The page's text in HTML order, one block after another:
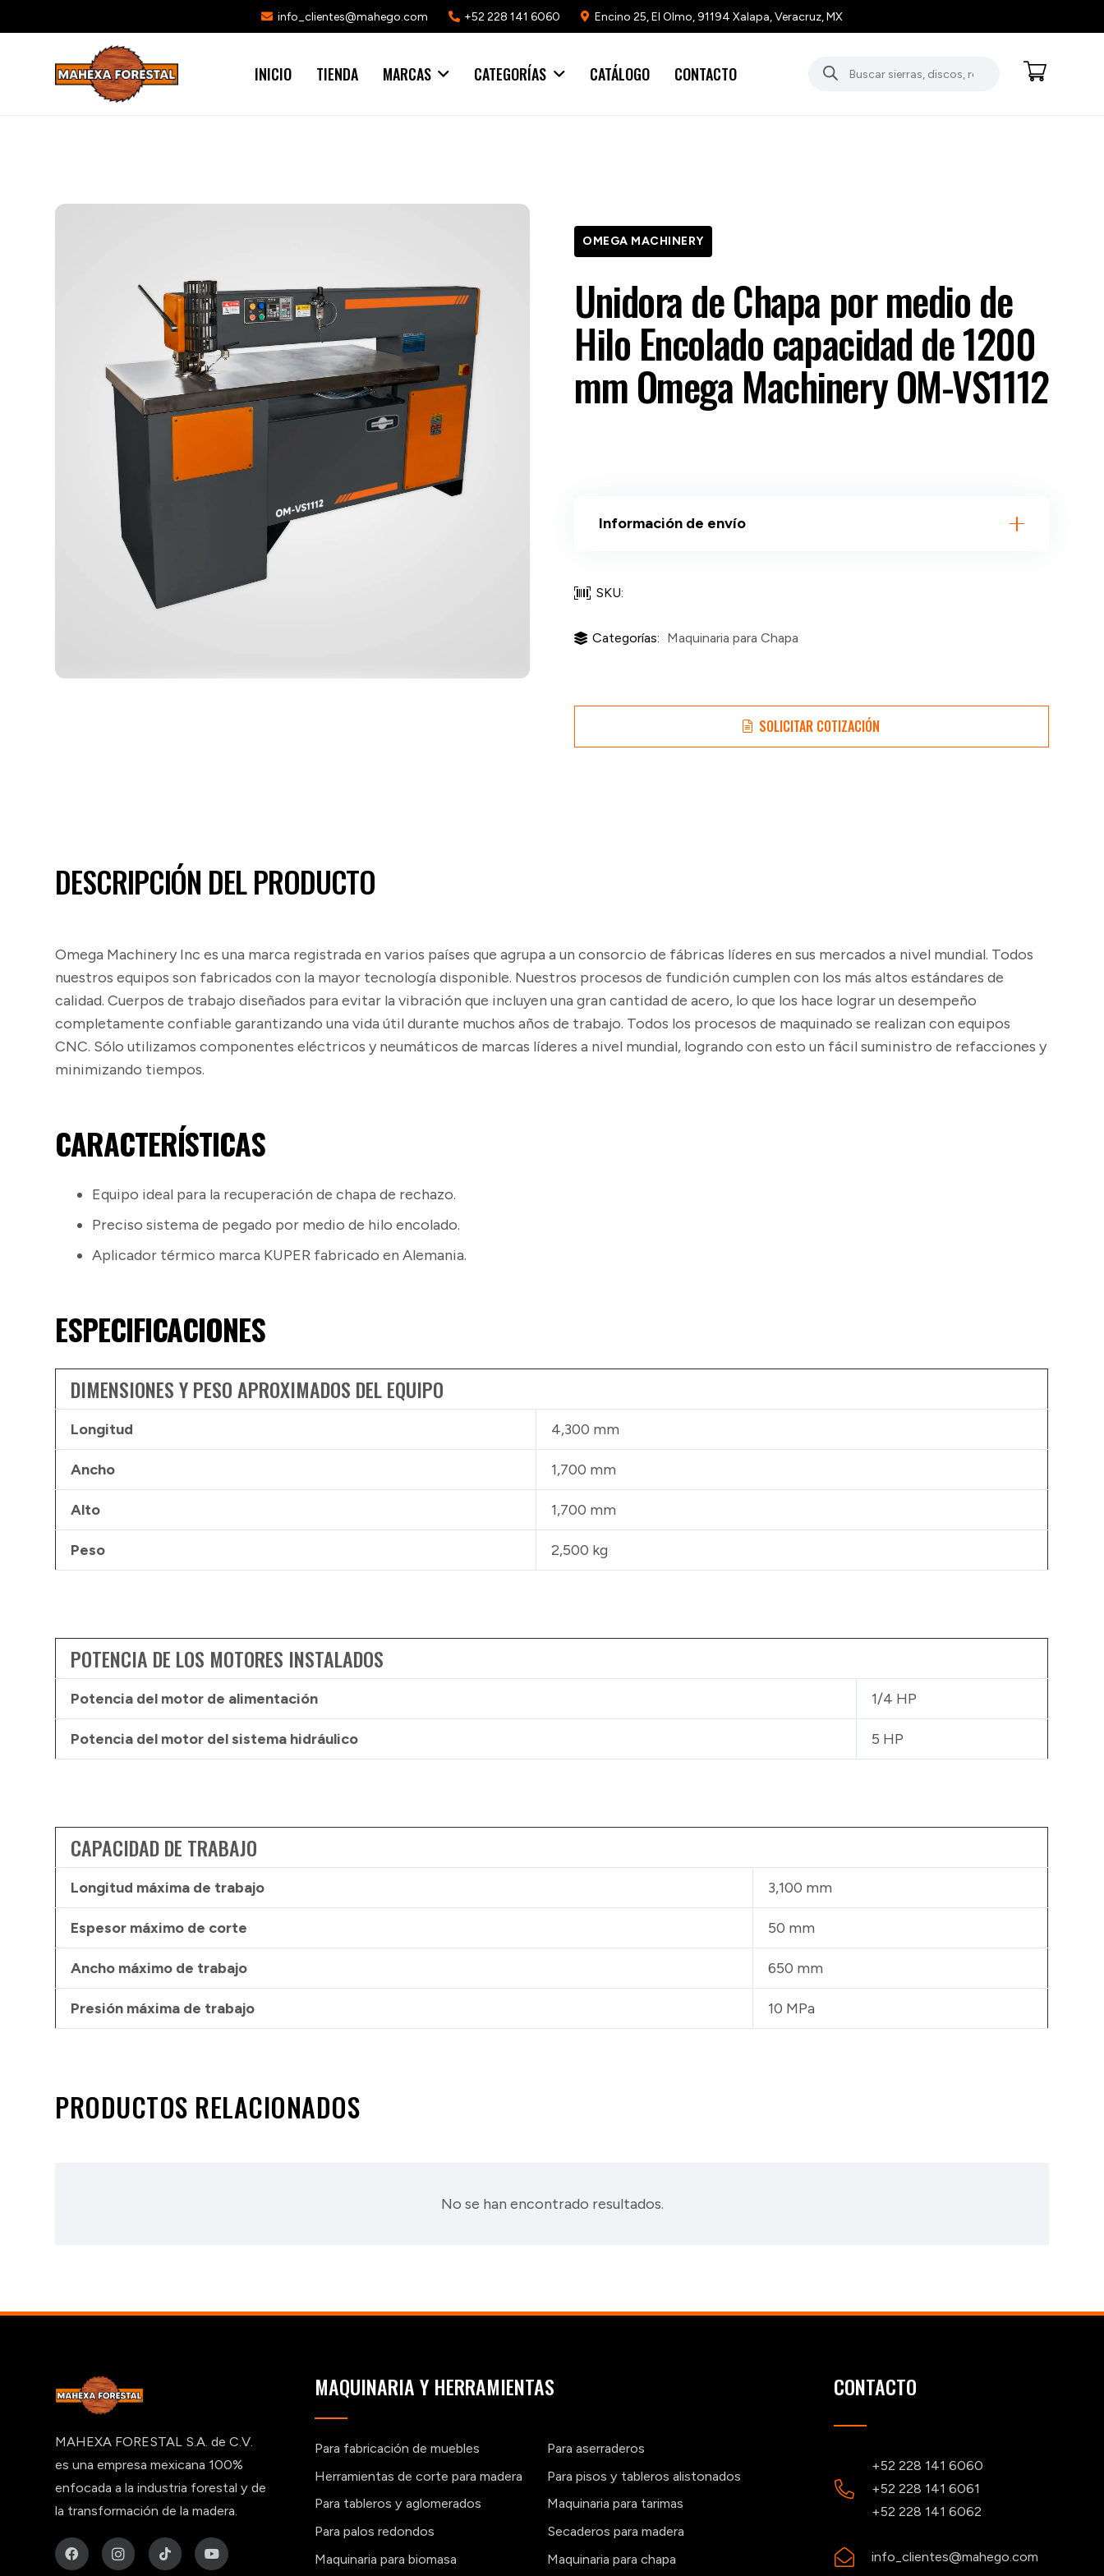
info_clientes@mahego.com +52 228 141 6060 Encino 25, El Olmo, 91194 Xalapa, Veracruz, MX
INICIO TIENDA MARCAS CATEGORÍAS CATÁLOGO CONTACTO
Búsqueda
de
OMEGA MACHINERY
Unidora de Chapa por medio de
Hilo Encolado capacidad de 1200
mm Omega Machinery OM-VS1112
Información de envío
SKU:
Categorías: Maquinaria para Chapa
SOLICITAR COTIZACIÓN
DESCRIPCIÓN DEL PRODUCTO
Omega Machinery Inc es una marca registrada en varios países que agrupa a un consorcio de fábricas líderes en sus mercados a nivel mundial. Todos
nuestros equipos son fabricados con la mayor tecnología disponible. Nuestros procesos de fundición cumplen con los más altos estándares de
calidad. Cuerpos de trabajo diseñados para evitar la vibración que incluyen una gran cantidad de acero, lo que los hace lograr un desempeño
completamente confiable garantizando una vida útil durante muchos años de trabajo. Todos los procesos de maquinado se realizan con equipos
CNC. Sólo utilizamos componentes eléctricos y neumáticos de marcas líderes a nivel mundial, logrando con esto un fácil suministro de refacciones y
minimizando tiempos.
CARACTERÍSTICAS
Equipo ideal para la recuperación de chapa de rechazo.
Preciso sistema de pegado por medio de hilo encolado.
Aplicador térmico marca KUPER fabricado en Alemania.
ESPECIFICACIONES
DIMENSIONES Y PESO APROXIMADOS DEL EQUIPO
Longitud 4,300 mm
Ancho 1,700 mm
Alto 1,700 mm
Peso 2,500 kg
POTENCIA DE LOS MOTORES INSTALADOS
Potencia del motor de alimentación 1/4 HP
Potencia del motor del sistema hidráulico 5 HP
CAPACIDAD DE TRABAJO
Longitud máxima de trabajo 3,100 mm
Espesor máximo de corte 50 mm
Ancho máximo de trabajo 650 mm
Presión máxima de trabajo 10 MPa
PRODUCTOS RELACIONADOS
No se han encontrado resultados.
MAHEXA FORESTAL S.A. de C.V.
es una empresa mexicana 100%
enfocada a la industria forestal y de
la transformación de la madera.
MAQUINARIA Y HERRAMIENTAS
Para fabricación de muebles
Para aserraderos
Herramientas de corte para madera
Para pisos y tableros alistonados
Para tableros y aglomerados
Maquinaria para tarimas
Para palos redondos
Secaderos para madera
Maquinaria para biomasa
Maquinaria para chapa
CONTACTO
+52 228 141 6060
+52 228 141 6061
+52 228 141 6062
info_clientes@mahego.com